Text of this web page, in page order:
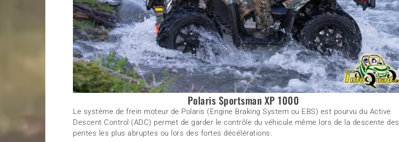
Polaris Sportsman XP 1000
Le système de frein moteur de Polaris (Engine Braking System ou EBS) est pourvu du Active
Descent Control (ADC) permet de garder le contrôle du véhicule même lors de la descente des
pentes les plus abruptes ou lors des fortes décélérations.